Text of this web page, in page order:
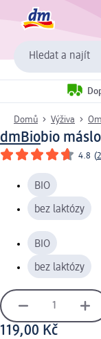
Hledat a najít
Domů Výživa
dmBiobio
4.8 (
BIO
bez laktózy
BIO
bez laktózy
119,00 Kč